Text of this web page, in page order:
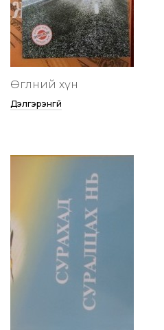
Өглөөний хүн
Дэлгэрэнгүй